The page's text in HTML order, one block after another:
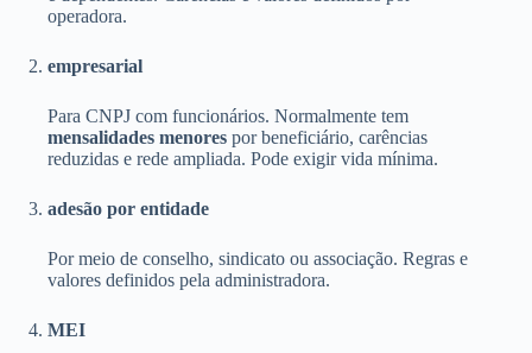
operadora.
empresarial
Para CNPJ com funcionários. Normalmente tem
mensalidades menores por beneficiário, carências
reduzidas e rede ampliada. Pode exigir vida mínima.
adesão por entidade
Por meio de conselho, sindicato ou associação. Regras e
valores definidos pela administradora.
MEI